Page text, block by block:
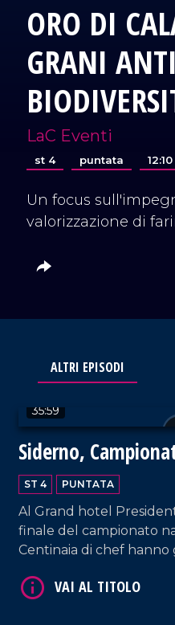
ORO DI
GRANI
LaC Eventi
st 4 puntata 12:10
Un focus
valorizzazione di
ALTRI EPISODI
35:59
Siderno,
2024
ST 4 PUNTATA
Al Grand hotel
finale del campionato
Centinaia di chef
unico, ricco di emozioni e
VAI AL TITOLO